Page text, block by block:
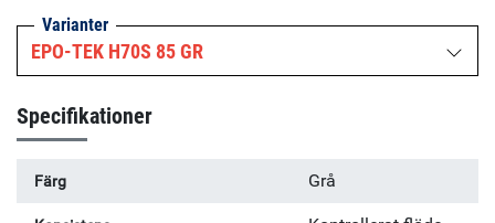
till metaller, Kovar, keramer, glas och FR4 (kretskort) och
kan appliceras manuellt, med dispenser, tryck eller
Varianter
EPO-TEK H70S 85 GR
Specifikationer
Färg Grå